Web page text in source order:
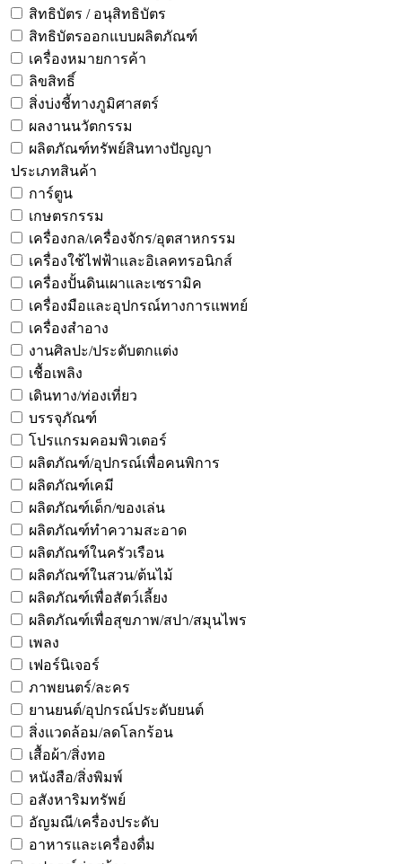
สิทธิบัตร / อนุสิทธิบัตร
สิทธิบัตรออกแบบผลิตภัณฑ์
เครื่องหมายการค้า
ลิขสิทธิ์
สิ่งบ่งชี้ทางภูมิศาสตร์
ผลงานนวัตกรรม
ผลิตภัณฑ์ทรัพย์สินทางปัญญา
ประเภทสินค้า
การ์ตูน
เกษตรกรรม
เครื่องกล/เครื่องจักร/อุตสาหกรรม
เครื่องใช้ไฟฟ้าและอิเลคทรอนิกส์
เครื่องปั้นดินเผาและเซรามิค
เครื่องมือและอุปกรณ์ทางการแพทย์
เครื่องสำอาง
งานศิลปะ/ประดับตกแต่ง
เชื้อเพลิง
เดินทาง/ท่องเที่ยว
บรรจุภัณฑ์
โปรแกรมคอมพิวเตอร์
ผลิตภัณฑ์/อุปกรณ์เพื่อคนพิการ
ผลิตภัณฑ์เคมี
ผลิตภัณฑ์เด็ก/ของเล่น
ผลิตภัณฑ์ทำความสะอาด
ผลิตภัณฑ์ในครัวเรือน
ผลิตภัณฑ์ในสวน/ต้นไม้
ผลิตภัณฑ์เพื่อสัตว์เลี้ยง
ผลิตภัณฑ์เพื่อสุขภาพ/สปา/สมุนไพร
เพลง
เฟอร์นิเจอร์
ภาพยนตร์/ละคร
ยานยนต์/อุปกรณ์ประดับยนต์
สิ่งแวดล้อม/ลดโลกร้อน
เสื้อผ้า/สิ่งทอ
หนังสือ/สิ่งพิมพ์
อสังหาริมทรัพย์
อัญมณี/เครื่องประดับ
อาหารและเครื่องดื่ม